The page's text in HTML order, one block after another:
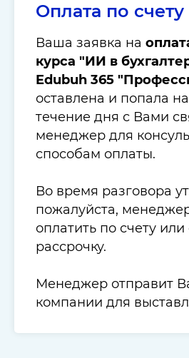
Оплата по счету
Ваша заявка на
курса "ИИ в
Edubuh 365
оставлена и попала
течение дня с Вами
менеджер для
способам оплаты.
Во время разговора
пожалуйста,
оплатить по счету
рассрочку.
Менеджер отправит
компании для